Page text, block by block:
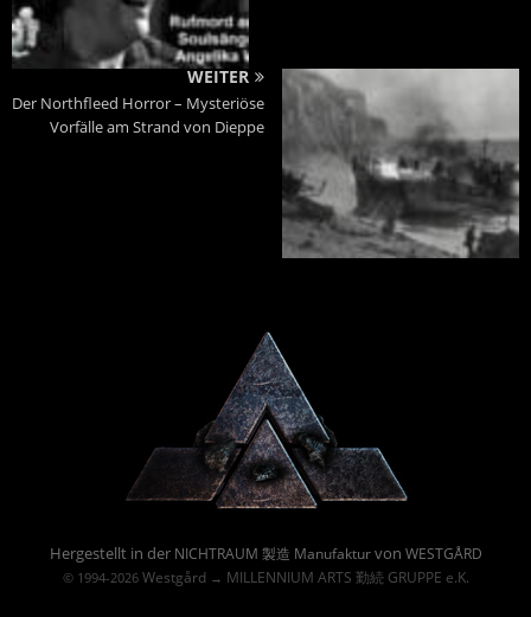
WEITER
Der Northfleed Horror – Mysteriöse
Vorfälle am Strand von Dieppe
Hergestellt in der NICHTRAUM 製造 Manufakturvon WESTGÅRD
© 1994-2026 Westgård→ MILLENNIUM ARTS 勤続 GRUPPE e.K.
Powered By :